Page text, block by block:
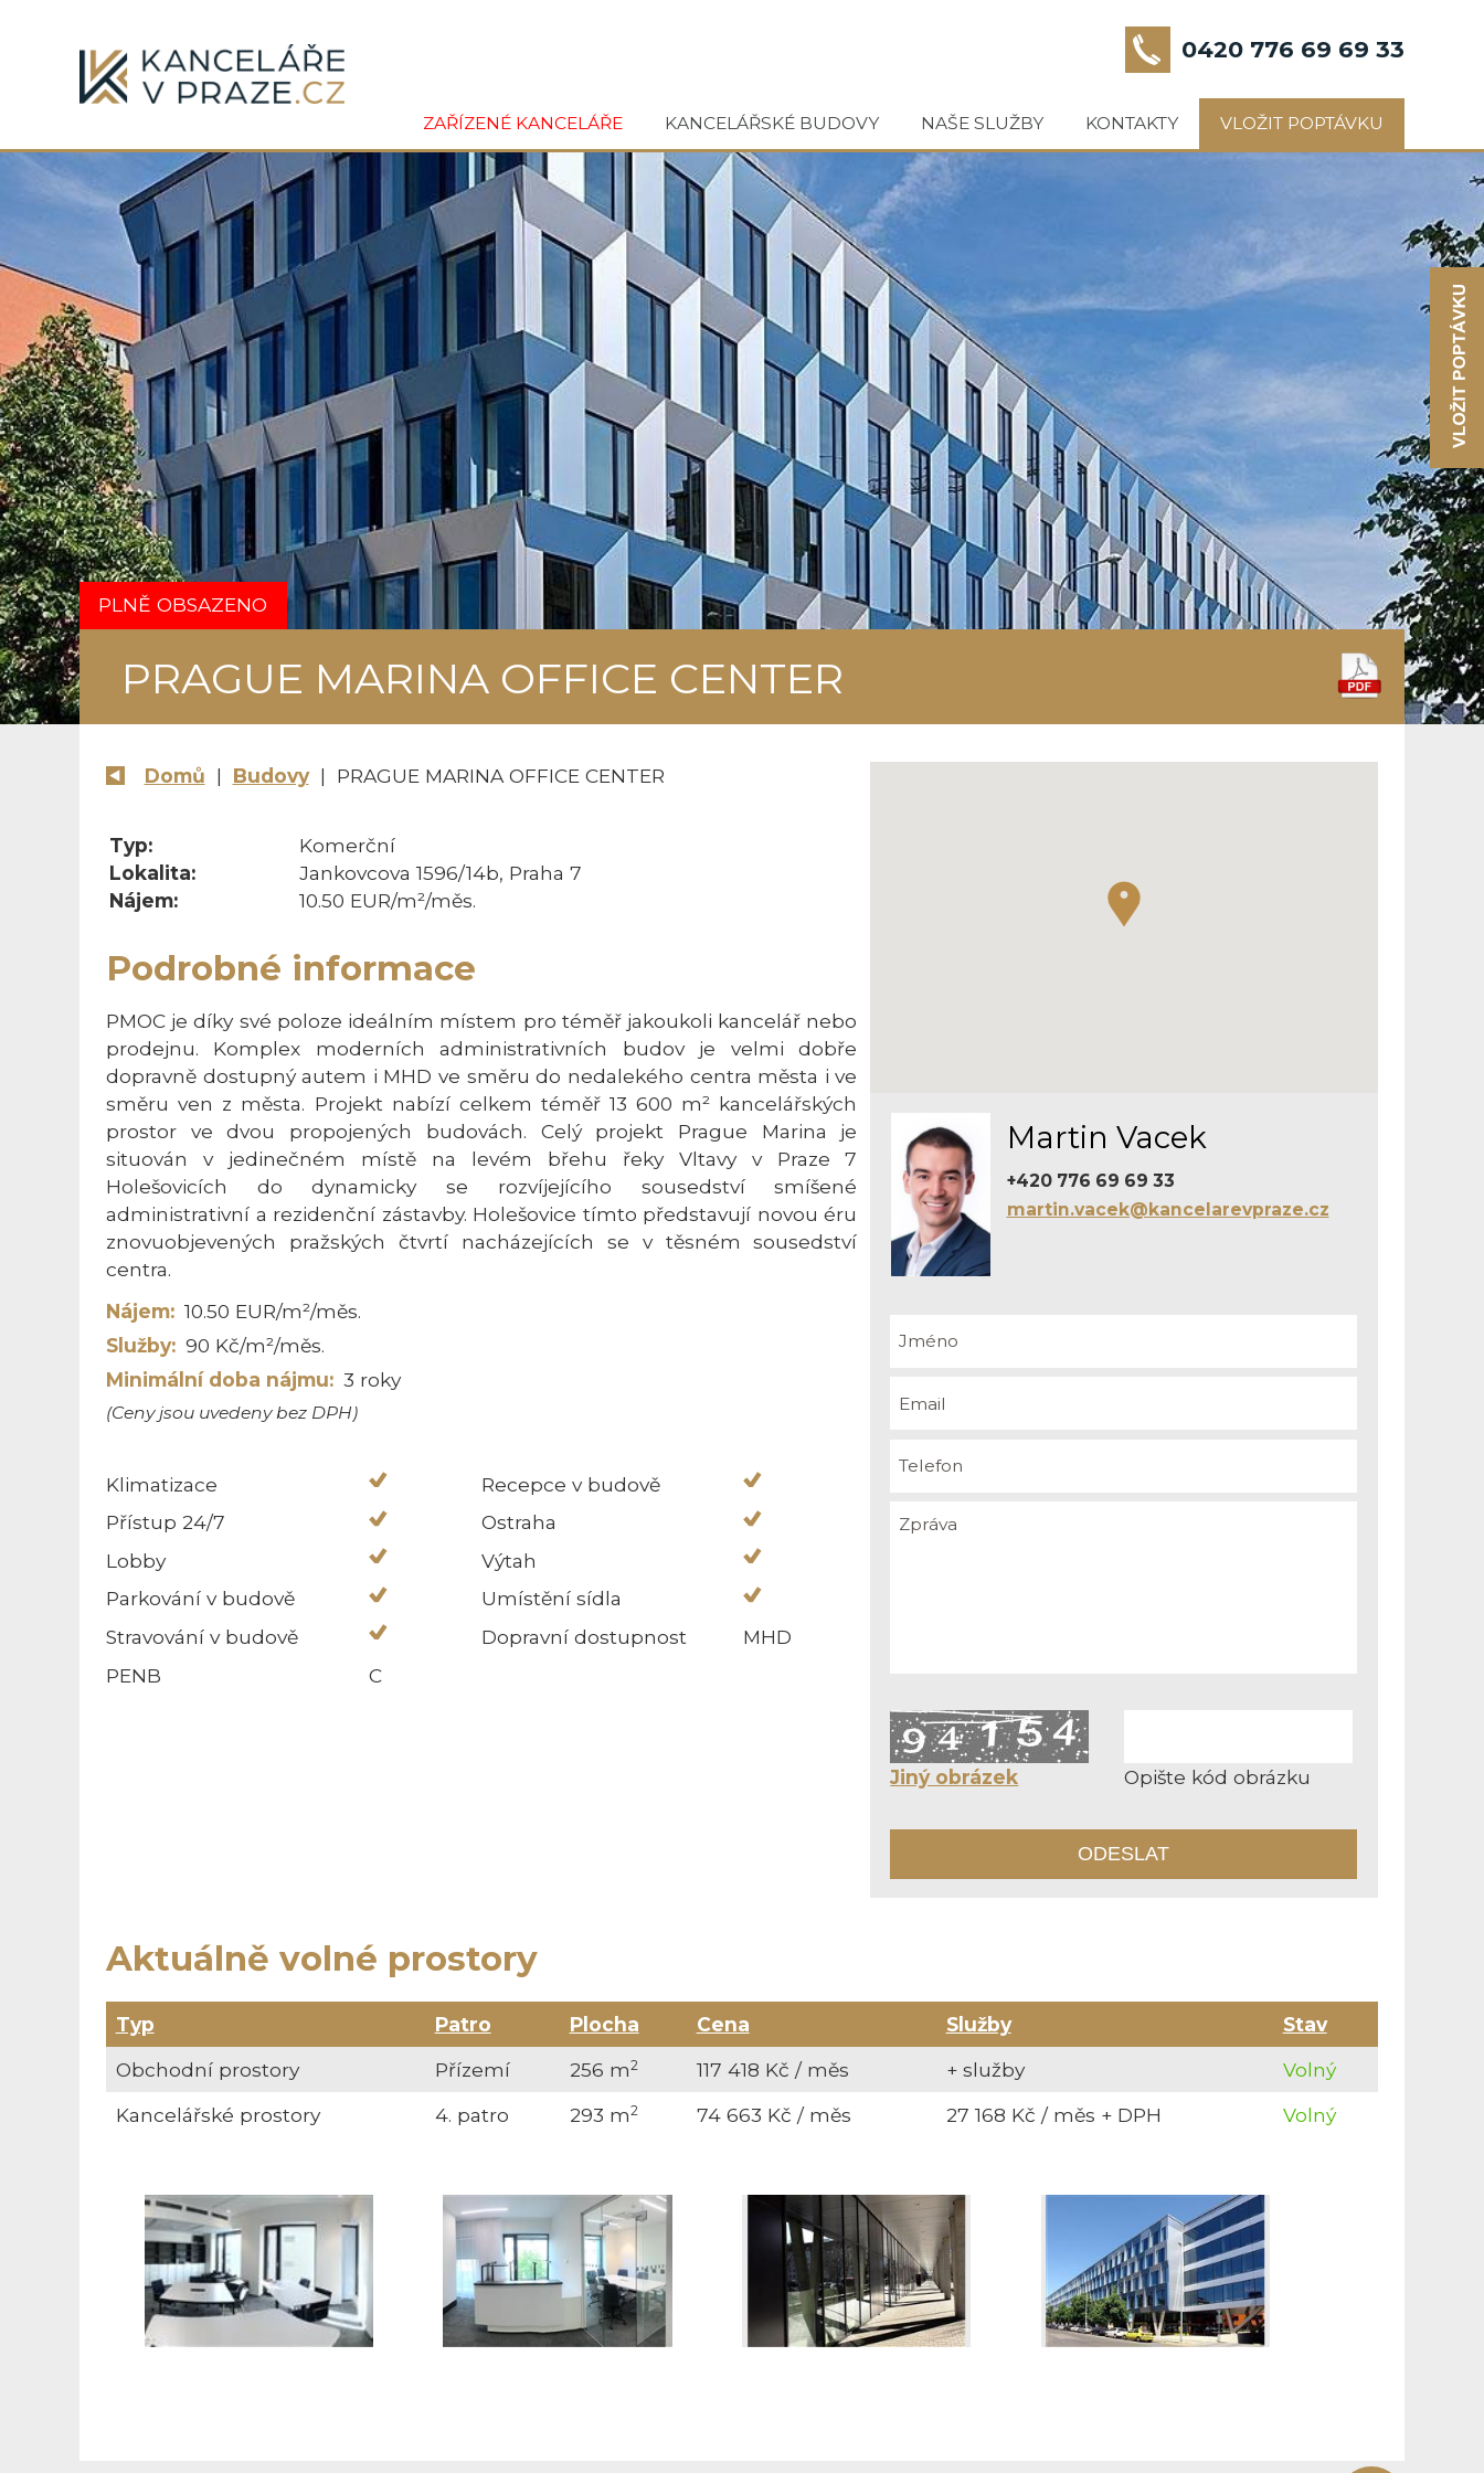
0420 776 69 69 33
ZAŘÍZENÉ KANCELÁŘE KANCELÁŘSKÉ BUDOVY NAŠE SLUŽBY KONTAKTY VLOŽIT POPTÁVKU
PRAGUE MARINA OFFICE CENTER
PLNĚ OBSAZENO
Domů | Budovy| PRAGUE MARINA OFFICE CENTER
Martin Vacek
+420 776 69 69 33
martin.vacek@kancelarevpraze.cz
Jiný obrázek Opište kód obrázku
Typ:
Komerční
Lokalita:
Jankovcova 1596/14b, Praha 7
Nájem:
10.50 EUR/m²/měs.
Podrobné informace
PMOC je díky své poloze ideálním místem pro téměř jakoukoli kancelář nebo
prodejnu. Komplex moderních administrativních budov je velmi dobře
dopravně dostupný autem i MHD ve směru do nedalekého centra města i ve
směru ven z města. Projekt nabízí celkem téměř 13 600 m² kancelářských
prostor ve dvou propojených budovách. Celý projekt Prague Marina je
situován v jedinečném místě na levém břehu řeky Vltavy v Praze 7
Holešovicích do dynamicky se rozvíjejícího sousedství smíšené
administrativní a rezidenční zástavby. Holešovice tímto představují novou éru
znovuobjevených pražských čtvrtí nacházejících se v těsném sousedství
centra.
Nájem: 10.50 EUR/m²/měs.
Služby: 90 Kč/m²/měs.
Minimální doba nájmu: 3 roky
(Ceny jsou uvedeny bez DPH)
Klimatizace
Recepce v budově
Přístup 24/7
Ostraha
Lobby
Výtah
Parkování v budově
Umístění sídla
Stravování v budově
Dopravní dostupnost
MHD
PENB
C
Aktuálně volné prostory
Typ Patro Plocha Cena Služby
Stav
Obchodní prostory
Přízemí 256 m2 117 418 Kč / měs + služby
Volný
Kancelářské prostory
4. patro 293 m2 74 663 Kč / měs 27 168 Kč / měs + DPH Volný